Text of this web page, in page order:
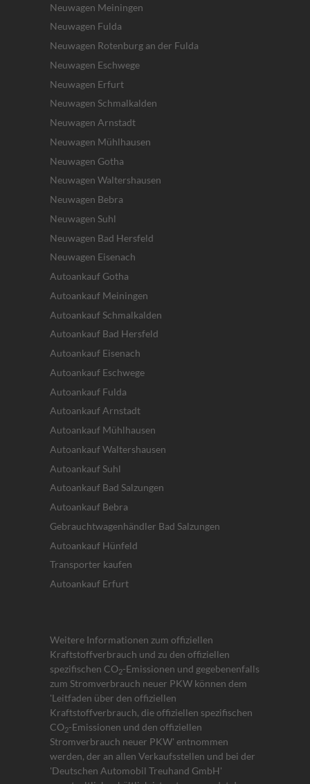
Neuwagen Meiningen
Neuwagen Fulda
Neuwagen Rotenburg an der Fulda
Neuwagen Eschwege
Neuwagen Erfurt
Neuwagen Schmalkalden
Neuwagen Arnstadt
Neuwagen Mühlhausen
Neuwagen Gotha
Neuwagen Waltershausen
Neuwagen Bebra
Neuwagen Suhl
Neuwagen Bad Hersfeld
Neuwagen Eisenach
Autoankauf Gotha
Autoankauf Meiningen
Autoankauf Schmalkalden
Autoankauf Bad Hersfeld
Autoankauf Eisenach
Autoankauf Eschwege
Autoankauf Fulda
Autoankauf Arnstadt
Autoankauf Mühlhausen
Autoankauf Waltershausen
Autoankauf Suhl
Autoankauf Bad Salzungen
Autoankauf Bebra
Gebrauchtwagenhändler Bad Salzungen
Autoankauf Hünfeld
Transporter kaufen
Autoankauf Erfurt
Weitere Informationen zum offiziellen
Kraftstoffverbrauch und zu den offiziellen
spezifischen CO2-Emissionen und gegebenenfalls
zum Stromverbrauch neuer PKW können dem
'Leitfaden über den offiziellen
Kraftstoffverbrauch, die offiziellen spezifischen
CO2-Emissionen und den offiziellen
Stromverbrauch neuer PKW' entnommen
werden, der an allen Verkaufsstellen und bei der
'Deutschen Automobil Treuhand GmbH'